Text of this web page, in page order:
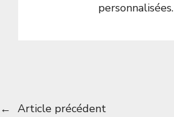
personnalisées.
← Article précédent